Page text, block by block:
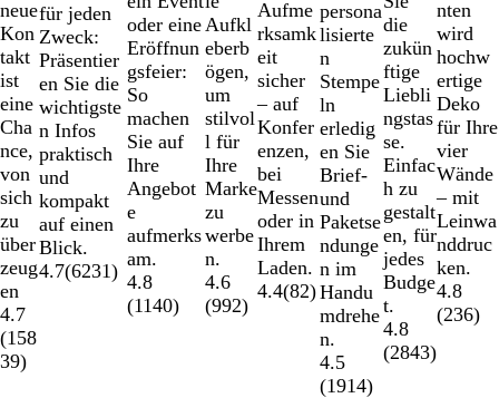
neue
Kon
takt
ist
eine
Cha
nce,
von
sich
zu
über
zeug
en
4.7
(158
39)
für jeden
Zweck:
Präsentier
en Sie die
wichtigste
n Infos
praktisch
und
kompakt
auf einen
Blick.
4.7(6231)
oder eine
Eröffnun
gsfeier:
So
machen
Sie auf
Ihre
Angebot
e
aufmerks
am.
4.8
(1140)
Aufkl
eberb
ögen,
um
stilvol
l für
Ihre
Marke
zu
werbe
n.
4.6
(992)
Aufme
rksamk
eit
sicher
– auf
Konfer
enzen,
bei
Messen
oder in
Ihrem
Laden.
4.4(82)
persona
lisierte
n
Stempe
ln
erledig
en Sie
Brief-
und
Paketse
ndunge
n im
Handu
mdrehe
n.
4.5
(1914)
die
zukün
ftige
Liebli
ngstas
se.
Einfac
h zu
gestalt
en, für
jedes
Budge
t.
4.8
(2843)
nten
wird
hochw
ertige
Deko
für Ihre
vier
Wände
– mit
Leinwa
nddruc
ken.
4.8
(236)